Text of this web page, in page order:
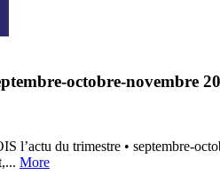
octobre-novembre
du trimestre • septembre-
More